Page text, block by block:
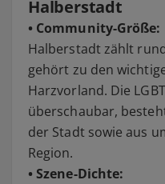
Halberstadt
• Community-Größe:
Halberstadt zählt
gehört zu den
Harzvorland. Die
überschaubar,
der Stadt sowie aus
Region.
• Szene-Dichte: